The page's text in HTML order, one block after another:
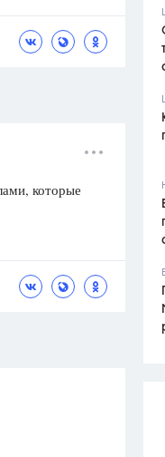
И.П.,
Атанасян Л.С.,
которые